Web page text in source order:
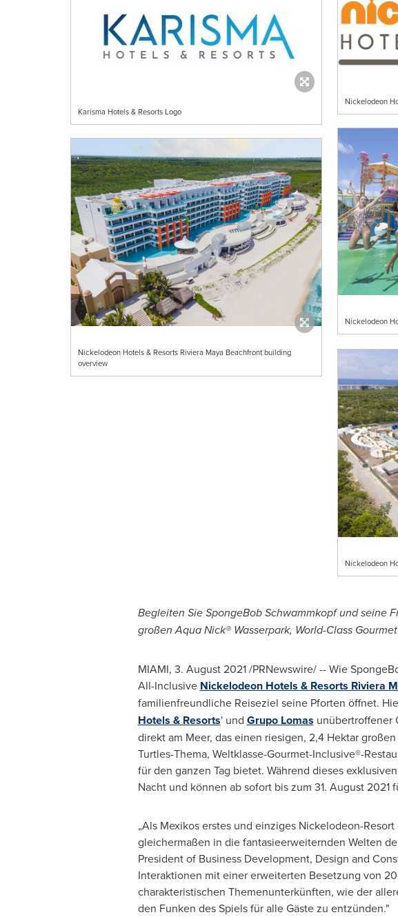
Karisma Hotels & Resorts Logo
Nickelodeon
Nickelodeon
Nickelodeon Hotels & Resorts Riviera Maya Beachfront building
overview
Nickelodeon
Begleiten Sie SpongeBob Schwammkopf und seine
großen Aqua Nick® Wasserpark, World-Class
MIAMI, 3. August 2021/PRNewswire/ -- Wie
All-Inclusive Nickelodeon Hotels & Resorts Riviera
familienfreundliche Reiseziel seine Pforten öffnet.
Hotels & Resorts' und Grupo Lomas unübertroffener
direkt am Meer, das einen riesigen, 2,4 Hektar
Turtles-Thema, Weltklasse-Gourmet-Inclusive®-
für den ganzen Tag bietet. Während dieses
Nacht und können ab sofort bis zum 31. August 2021
„Als Mexikos erstes und einziges Nickelodeon-
gleichermaßen in die fantasieerweiternden Welten
President of Business Development, Design and
Interaktionen mit einer erweiterten Besetzung von
charakteristischen Themenunterkünften, wie der
den Funken des Spiels für alle Gäste zu entzünden."